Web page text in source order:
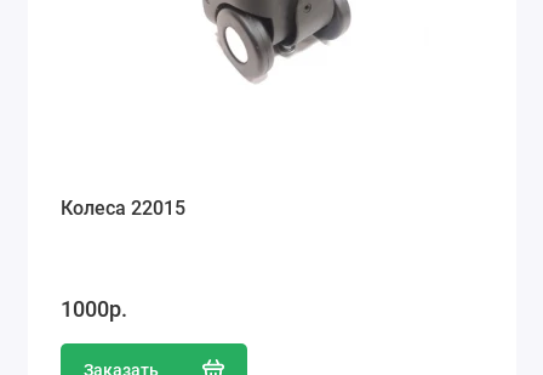
Колеса 22015
1000р.
Заказать